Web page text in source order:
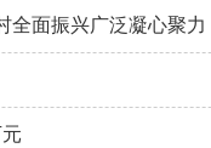
全面振兴广泛凝心聚力